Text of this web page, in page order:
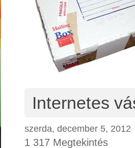
Internetes
szerda, december 5, 2012
1 317 Megtekintés